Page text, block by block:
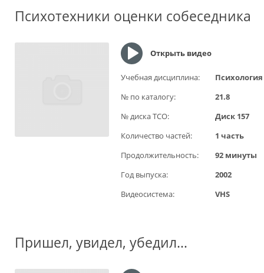
Психотехники оценки собеседника
Открыть видео
Учебная дисциплина:
Психология
№ по каталогу:
21.8
№ диска ТСО:
Диск 157
Количество частей:
1 часть
Продолжительность:
92 минуты
Год выпуска:
2002
Видеосистема:
VHS
Пришел, увидел, убедил…